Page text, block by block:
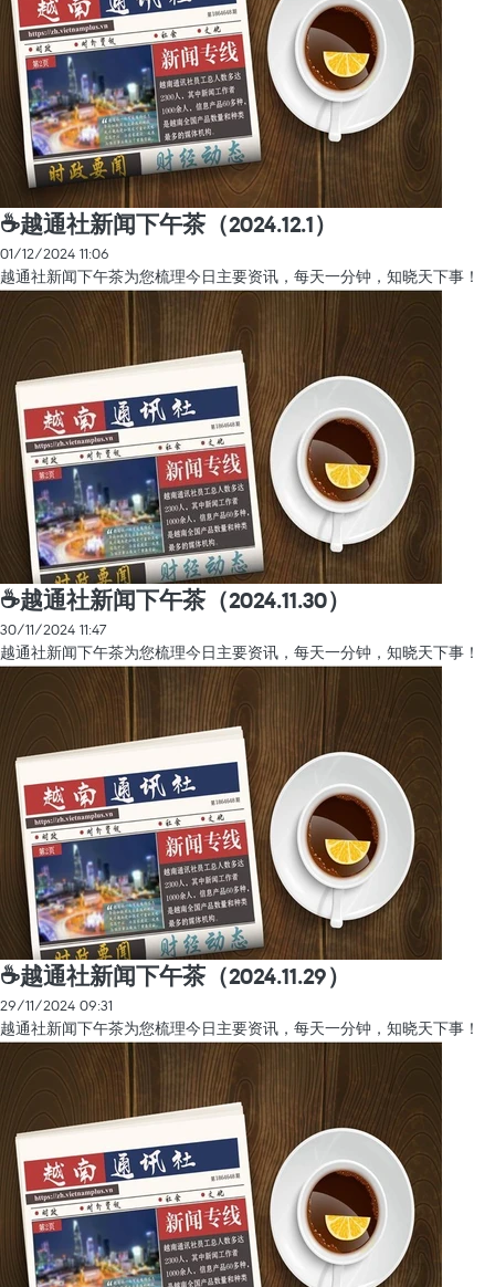
☕️越通社新闻下午茶（2024.12.1）
01/12/2024 11:06
越通社新闻下午茶为您梳理今日主要资讯，每天一分钟，知晓天下事！
☕️越通社新闻下午茶（2024.11.30）
30/11/2024 11:47
越通社新闻下午茶为您梳理今日主要资讯，每天一分钟，知晓天下事！
☕️越通社新闻下午茶（2024.11.29）
29/11/2024 09:31
越通社新闻下午茶为您梳理今日主要资讯，每天一分钟，知晓天下事！